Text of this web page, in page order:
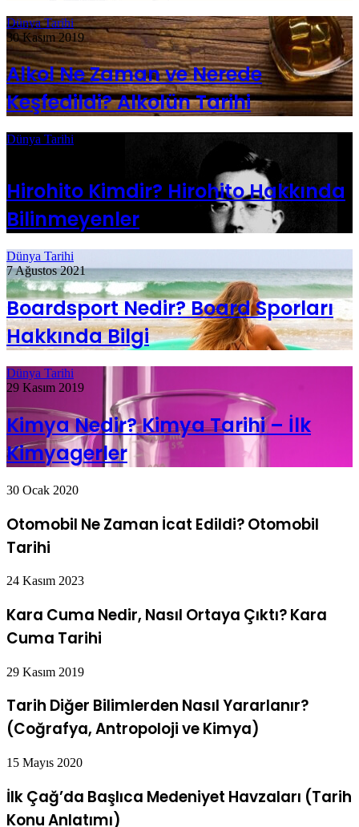
Dünya Tarihi
30 Kasım 2019
Alkol Ne Zaman ve Nerede
Keşfedildi? Alkolün Tarihi
Dünya Tarihi
Hirohito Kimdir? Hirohito Hakkında
Bilinmeyenler
Dünya Tarihi
7 Ağustos 2021
Boardsport Nedir? Board Sporları
Hakkında Bilgi
Dünya Tarihi
29 Kasım 2019
Kimya Nedir? Kimya Tarihi – İlk
Kimyagerler
30 Ocak 2020
Otomobil Ne Zaman İcat Edildi? Otomobil
Tarihi
24 Kasım 2023
Kara Cuma Nedir, Nasıl Ortaya Çıktı? Kara
Cuma Tarihi
29 Kasım 2019
Tarih Diğer Bilimlerden Nasıl Yararlanır?
(Coğrafya, Antropoloji ve Kimya)
15 Mayıs 2020
İlk Çağ’da Başlıca Medeniyet Havzaları (Tarih
Konu Anlatımı)